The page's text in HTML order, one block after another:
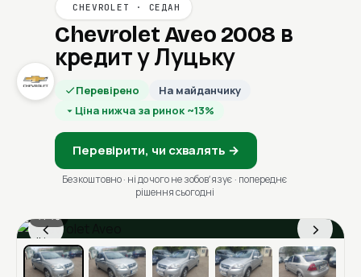
CHEVROLET · СЕДАН
Chevrolet Aveo 2008 в
кредит у Луцьку
Перевірено
На майданчику
Ціна нижча за ринок ~13%
Перевірити, чи схвалять →
Безкоштовно · ні до чого не зобовʼязує · попереднє
рішення сьогодні
‹ ›
1 / 13
Ціна в місяць